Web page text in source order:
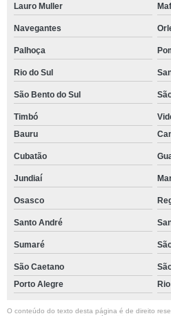
Lauro Muller
Navegantes
Palhoça
Rio do Sul
São Bento do Sul
Timbó
Bauru
Cubatão
Jundiaí
Osasco
Santo André
Sumaré
São Caetano
Porto Alegre
O conteúdo do texto desta página é de direito